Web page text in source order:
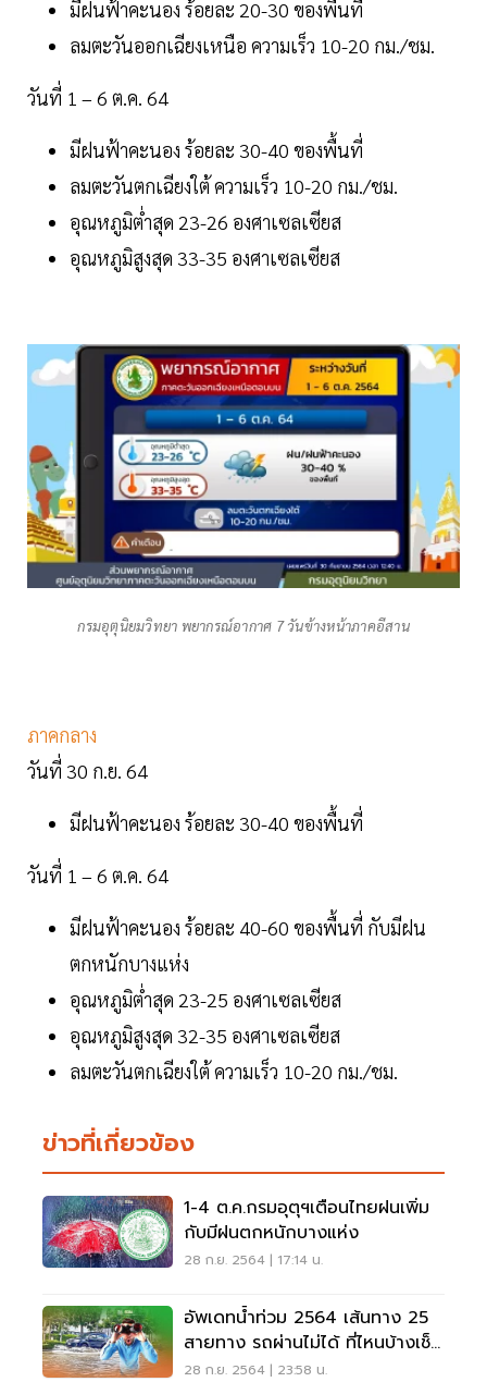
มีฝนฟ้าคะนอง ร้อยละ 20-30 ของพื้นที่
ลมตะวันออกเฉียงเหนือ ความเร็ว 10-20 กม./ชม.
วันที่ 1 – 6 ต.ค. 64
มีฝนฟ้าคะนอง ร้อยละ 30-40 ของพื้นที่
ลมตะวันตกเฉียงใต้ ความเร็ว 10-20 กม./ชม.
อุณหภูมิต่ำสุด 23-26 องศาเซลเซียส
อุณหภูมิสูงสุด 33-35 องศาเซลเซียส
กรมอุตุนิยมวิทยา พยากรณ์อากาศ 7 วันข้างหน้าภาคอีสาน
ภาคกลาง
วันที่ 30 ก.ย. 64
มีฝนฟ้าคะนอง ร้อยละ 30-40 ของพื้นที่
วันที่ 1 – 6 ต.ค. 64
มีฝนฟ้าคะนอง ร้อยละ 40-60 ของพื้นที่ กับมีฝน
ตกหนักบางแห่ง
อุณหภูมิต่ำสุด 23-25 องศาเซลเซียส
อุณหภูมิสูงสุด 32-35 องศาเซลเซียส
ลมตะวันตกเฉียงใต้ ความเร็ว 10-20 กม./ชม.
ข่าวที่เกี่ยวข้อง
1-4 ต.ค.กรมอุตุฯเตือนไทยฝนเพิ่ม
กับมีฝนตกหนักบางแห่ง
28 ก.ย. 2564 | 17:14 น.
อัพเดทน้ำท่วม 2564 เส้นทาง 25
สายทาง รถผ่านไม่ได้ ที่ไหนบ้างเช็ค
เลย
28 ก.ย. 2564 | 23:58 น.